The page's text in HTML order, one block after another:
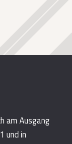
am Ausgang
und in